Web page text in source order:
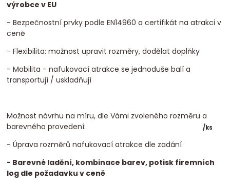
/ks
výrobce v EU
- Bezpečnostní prvky podle EN14960 a certifikát na atrakci v
ceně
- Flexibilita: možnost upravit rozměry, dodělat doplňky
- Mobilita - nafukovací atrakce se jednoduše balí a
transportují / uskladňují
Možnost návrhu na míru, dle Vámi zvoleného rozměru a
barevného provedení:
- Úprava rozměrů nafukovací atrakce dle zadání
- Barevné ladění, kombinace barev, potisk firemních
log dle požadavku v ceně